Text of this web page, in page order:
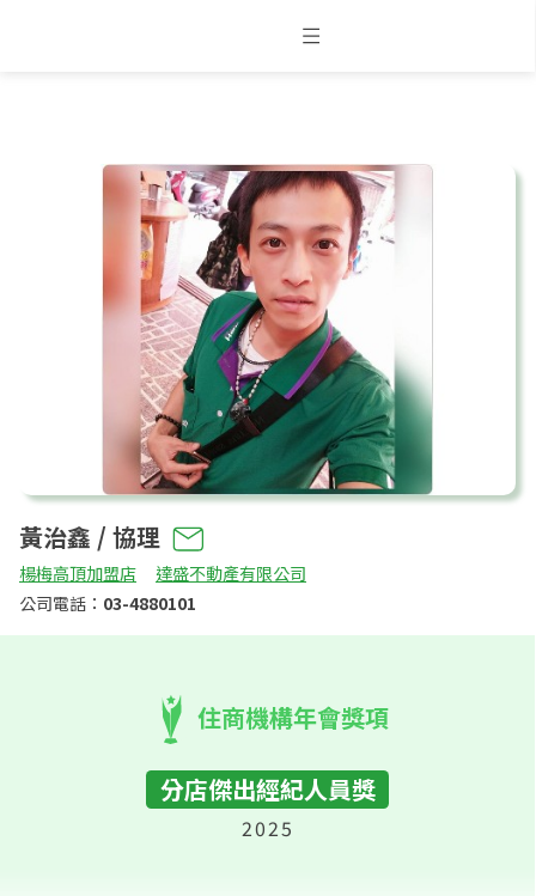
黃治鑫 / 協理
楊梅高頂加盟店
達盛不動產有限公司
公司電話： 03-4880101
住商機構年會獎項
分店傑出經紀人員獎
2025